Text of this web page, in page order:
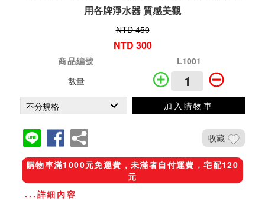
用各牌淨水器 質感美觀
NTD 450
NTD 300
商品編號
L1001
數量
加入購物車
收藏
購物車滿1000元免運費，未滿者自付運費，宅配120
元
...詳細內容